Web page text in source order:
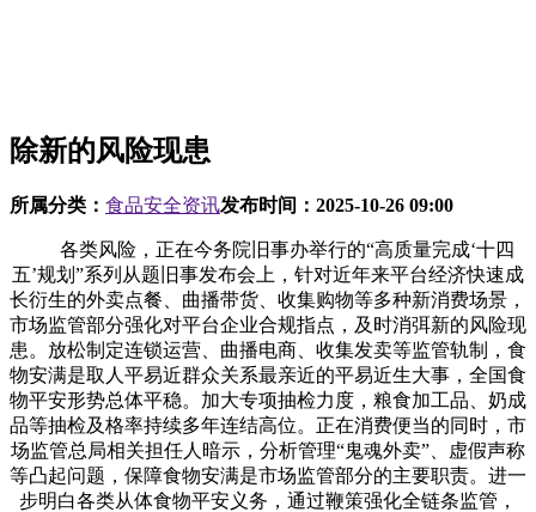
除新的风险现患
所属分类： 食品安全资讯发布时间： 2025-10-26 09:00
各类风险，正在今务院旧事办举行的“高质量完成‘十四
五’规划”系列从题旧事发布会上，针对近年来平台经济快速成
长衍生的外卖点餐、曲播带货、收集购物等多种新消费场景，
市场监管部分强化对平台企业合规指点，及时消弭新的风险现
患。放松制定连锁运营、曲播电商、收集发卖等监管轨制，食
物安满是取人平易近群众关系最亲近的平易近生大事，全国食
物平安形势总体平稳。加大专项抽检力度，粮食加工品、奶成
品等抽检及格率持续多年连结高位。正在消费便当的同时，市
场监管总局相关担任人暗示，分析管理“鬼魂外卖”、虚假声称
等凸起问题，保障食物安满是市场监管部分的主要职责。进一
步明白各类从体食物平安义务，通过鞭策强化全链条监管，